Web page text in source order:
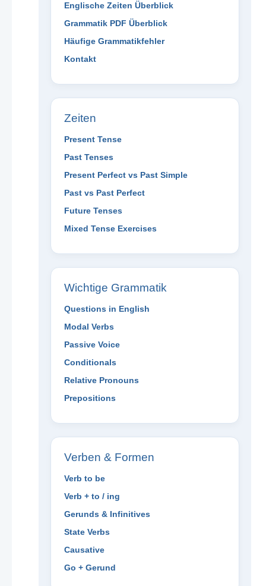
Englische Zeiten Überblick
Grammatik PDF Überblick
Häufige Grammatikfehler
Kontakt
Zeiten
Present Tense
Past Tenses
Present Perfect vs Past Simple
Past vs Past Perfect
Future Tenses
Mixed Tense Exercises
Wichtige Grammatik
Questions in English
Modal Verbs
Passive Voice
Conditionals
Relative Pronouns
Prepositions
Verben & Formen
Verb to be
Verb + to / ing
Gerunds & Infinitives
State Verbs
Causative
Go + Gerund